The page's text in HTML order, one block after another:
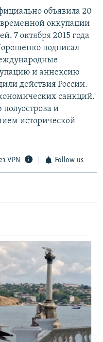
объявила 20
оккупации
7 октября 2015 года
подписал
и аннексию
действия России.
санкций.
и
исторической
VPN Follow us